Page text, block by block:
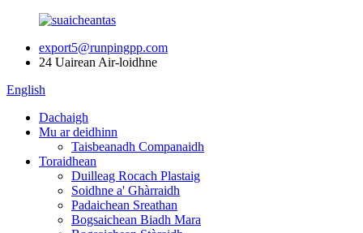
export5@runpingpp.com
24 Uairean Air-loidhne
English
Dachaigh
Mu ar deidhinn
Taisbeanadh Companaidh
Toraidhean
Duilleag Rocach Plastaig
Soidhne a' Ghàrraidh
Padaichean Sreathan
Bogsaichean Biadh Mara